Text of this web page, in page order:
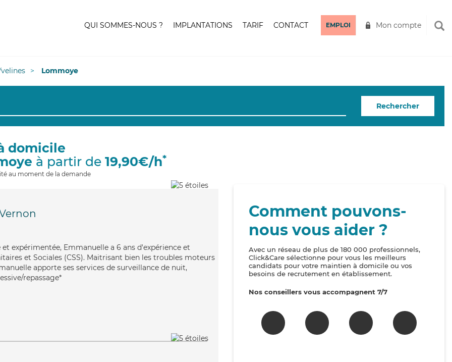
QUI SOMMES-NOUS ? IMPLANTATIONS TARIF CONTACT EMPLOI Mon compte
Lommoye
Rechercher
domicile
à partir de 19,90€/h*
au moment de la demande
expérimentée, Emmanuelle a 6 ans d'expérience et
et Sociales (CSS). Maitrisant bien les troubles moteurs
apporte ses services de surveillance de nuit,
repassage*
Comment pouvons-
nous vous aider ?
Avec un réseau de plus de 180 000 professionnels,
Click&Care sélectionne pour vous les meilleurs
candidats pour votre maintien à domicile ou vos
besoins de recrutement en établissement.
Nos conseillers vous accompagnent 7/7